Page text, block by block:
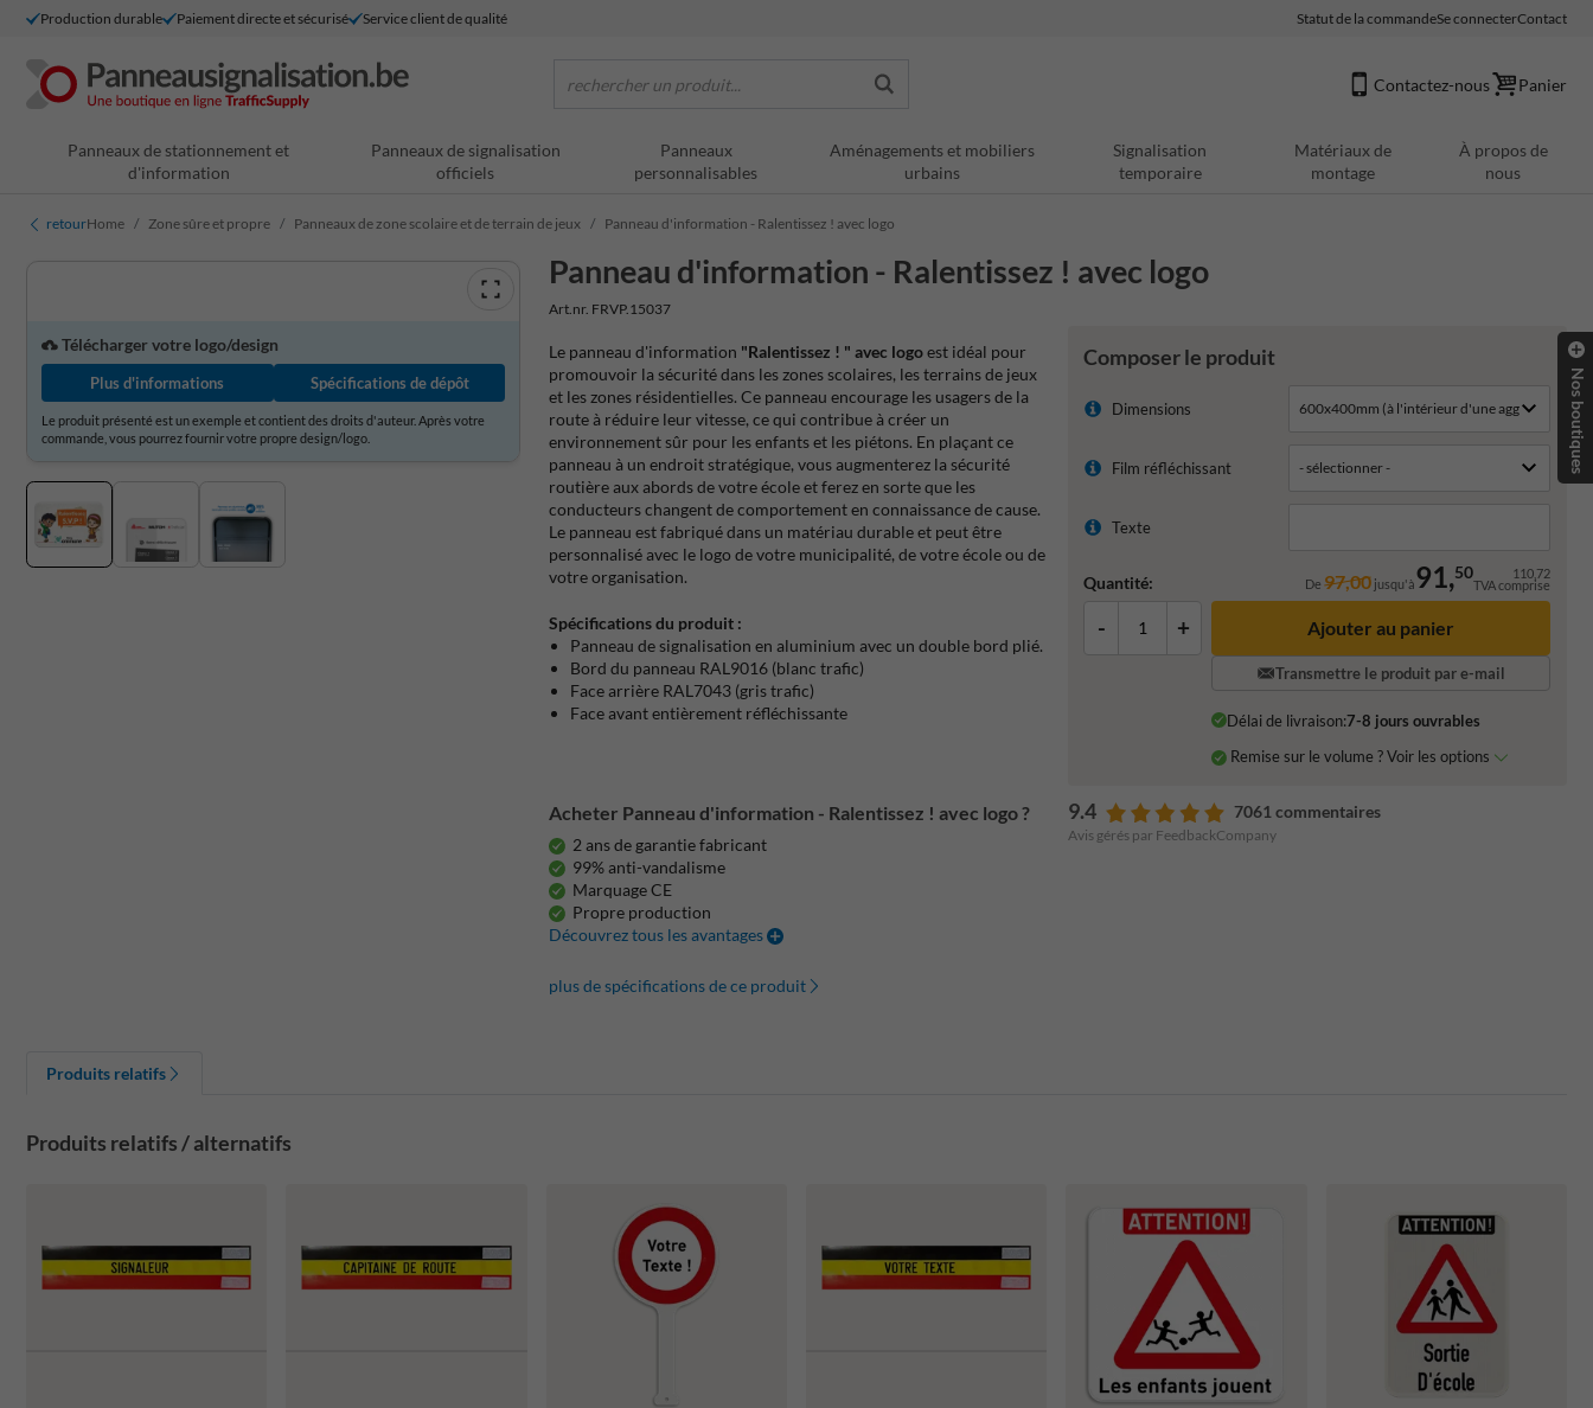
Production durable Paiement directe et sécurisé Service client de qualité Statut de la commandeSe connecterContact
rechercher un produit... Contactez-nous Panier
Panneaux de stationnement et
d'information
Panneaux de signalisation
officiels
Panneaux
personnalisables
Aménagements et mobiliers
urbains
Signalisation
temporaire
Matériaux de
montage
À propos de
nous
retourHome Zone sûre et propre Panneaux de zone scolaire et de terrain de jeux Panneau d'information - Ralentissez ! avec logo
Panneau d'information - Ralentissez ! avec logo
Art.nr. FRVP.15037
Télécharger votre logo/design
Plus d'informations Spécifications de dépôt
Le produit présenté est un exemple et contient des droits d'auteur. Après votre
commande, vous pourrez fournir votre propre design/logo.
Composer le produit
Dimensions
Film réfléchissant
Texte
Quantité: De97,00 jusqu'à91,50 110,72
TVA comprise
- + Ajouter au panier
Transmettre le produit par e-mail
Délai de livraison:7-8 jours ouvrables
Remise sur le volume ? Voir les options
9.4 7061 commentaires
Avis gérés par FeedbackCompany
Le panneau d'information "Ralentissez ! " avec logoest idéal pour
promouvoir la sécurité dans les zones scolaires, les terrains de jeux
et les zones résidentielles. Ce panneau encourage les usagers de la
route à réduire leur vitesse, ce qui contribue à créer un
environnement sûr pour les enfants et les piétons. En plaçant ce
panneau à un endroit stratégique, vous augmenterez la sécurité
routière aux abords de votre école et ferez en sorte que les
conducteurs changent de comportement en connaissance de cause.
Le panneau est fabriqué dans un matériau durable et peut être
personnalisé avec le logo de votre municipalité, de votre école ou de
votre organisation.
Spécifications du produit :
Panneau de signalisation en aluminium avec un double bord plié.
Bord du panneau RAL9016 (blanc trafic)
Face arrière RAL7043 (gris trafic)
Face avant entièrement réfléchissante
Acheter Panneau d'information - Ralentissez ! avec logo ?
2 ans de garantie fabricant
99% anti-vandalisme
Marquage CE
Propre production
Découvrez tous les avantages
plus de spécifications de ce produit
Produits relatifs
Produits relatifs / alternatifs
Nos boutiques